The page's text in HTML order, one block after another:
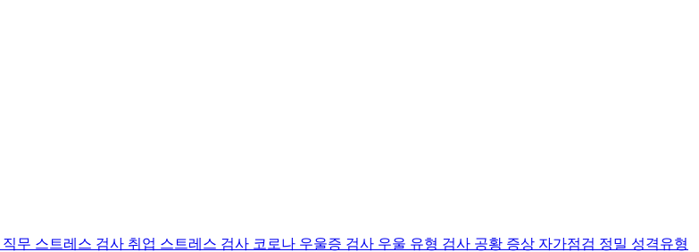
직무 스트레스 검사 취업 스트레스 검사 코로나 우울증 검사 우울 유형 검사 공황 증상 자가점검 정밀 성격유형